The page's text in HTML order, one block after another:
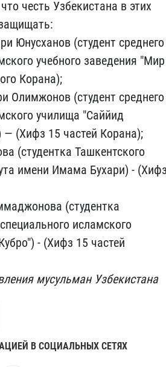
честь Узбекистана в этих
Юнусханов (студент среднего
учебного заведения "Мир
Корана);
Олимжонов (студент среднего
училища "Саййид
(Хифз 15 частей Корана);
(студентка Ташкентского
имени Имама Бухари) -
(студентка
исламского
- (Хифз 15 частей
мусульман Узбекистана
В СОЦИАЛЬНЫХ СЕТЯХ